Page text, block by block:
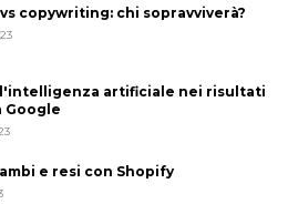
vs copywriting: chi sopravviverà?
artificiale nei risultati
Google
e resi con Shopify